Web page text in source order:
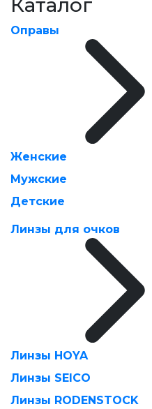
Каталог
Оправы
Женские
Мужские
Детские
Линзы для очков
Линзы HOYA
Линзы SEICO
Линзы RODENSTOCK